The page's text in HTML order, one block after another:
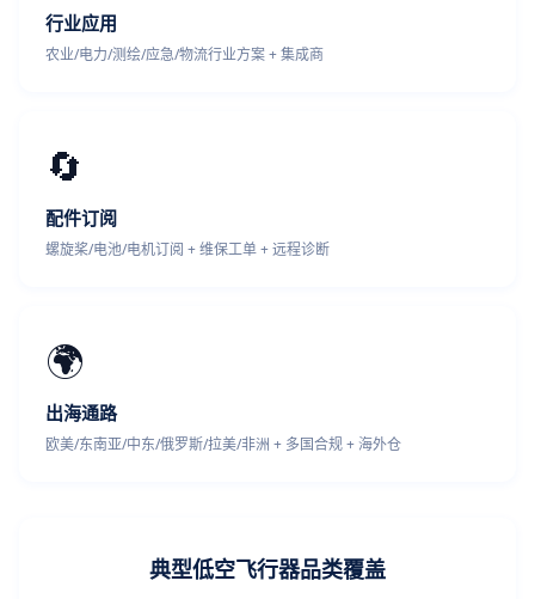
行业应用
农业/电力/测绘/应急/物流行业方案 + 集成商
🔄
配件订阅
螺旋桨/电池/电机订阅 + 维保工单 + 远程诊断
🌍
出海通路
欧美/东南亚/中东/俄罗斯/拉美/非洲 + 多国合规 + 海外仓
典型低空飞行器品类覆盖